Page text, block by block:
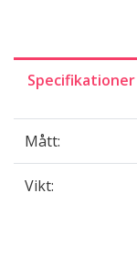
Specifikationer
Mått:
Vikt: